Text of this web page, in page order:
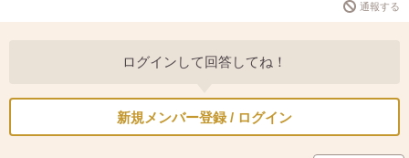
通報する
ログインして回答してね！
新規メンバー登録 / ログイン